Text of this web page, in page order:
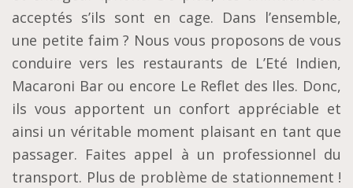
acceptés s’ils sont en cage. Dans l’ensemble,
une petite faim ? Nous vous proposons de vous
conduire vers les restaurants de L’Eté Indien,
Macaroni Bar ou encore Le Reflet des Iles. Donc,
ils vous apportent un confort appréciable et
ainsi un véritable moment plaisant en tant que
passager. Faites appel à un professionnel du
transport. Plus de problème de stationnement !